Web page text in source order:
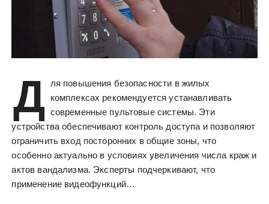
Д
ля повышения безопасности в жилых
комплексах рекомендуется устанавливать
современные пультовые системы. Эти
устройства обеспечивают контроль доступа и позволяют
ограничить вход посторонних в общие зоны, что
особенно актуально в условиях увеличения числа краж и
актов вандализма. Эксперты подчеркивают, что
применение видеофункций…